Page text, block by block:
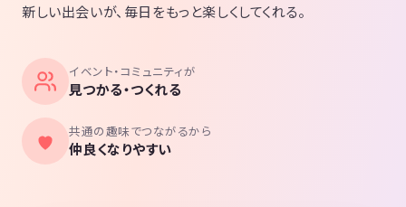
新しい出会いが、毎日をもっと楽しくしてくれる。
イベント・コミュニティが
見つかる・つくれる
共通の趣味でつながるから
仲良くなりやすい